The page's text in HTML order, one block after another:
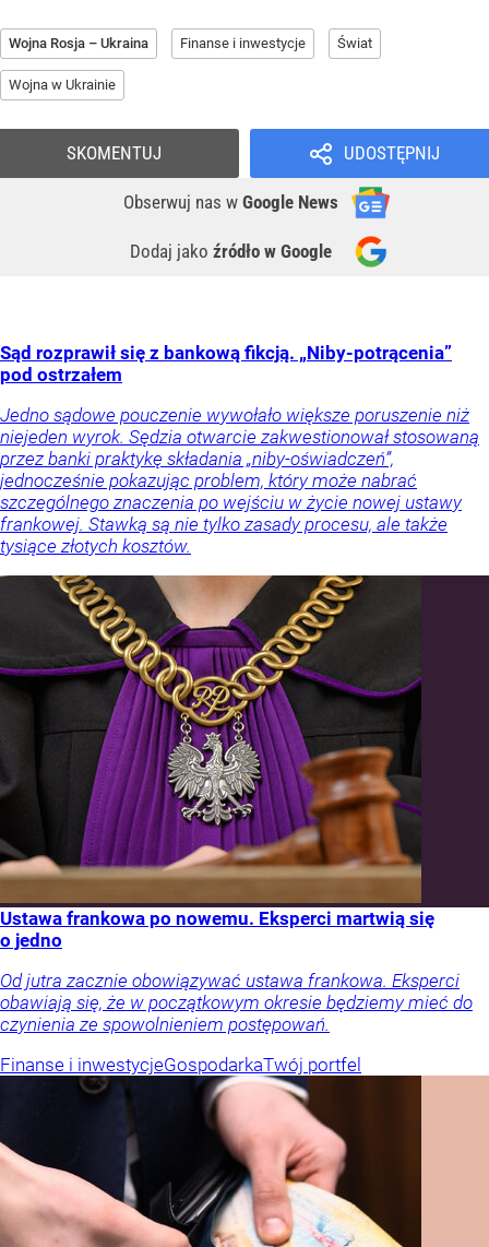
Wojna Rosja – Ukraina Finanse i inwestycje Świat
Wojna w Ukrainie
UDOSTĘPNIJ
Obserwuj nas w Google News
Dodaj jako źródło w Google
SKOMENTUJ
Sąd rozprawił się z bankową fikcją. „Niby-potrącenia”
pod ostrzałem
Jedno sądowe pouczenie wywołało większe poruszenie niż
niejeden wyrok. Sędzia otwarcie zakwestionował stosowaną
przez banki praktykę składania „niby-oświadczeń”,
jednocześnie pokazując problem, który może nabrać
szczególnego znaczenia po wejściu w życie nowej ustawy
frankowej. Stawką są nie tylko zasady procesu, ale także
tysiące złotych kosztów.
Ustawa frankowa po nowemu. Eksperci martwią się
o jedno
Od jutra zacznie obowiązywać ustawa frankowa. Eksperci
obawiają się, że w początkowym okresie będziemy mieć do
czynienia ze spowolnieniem postępowań.
Finanse i inwestycjeGospodarkaTwój portfel